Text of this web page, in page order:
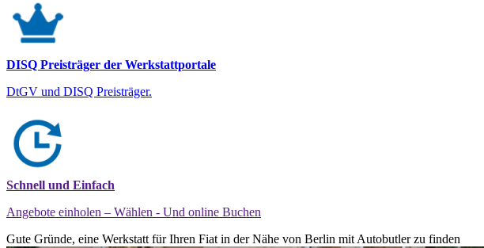
DISQ Preisträger der Werkstattportale
DtGV und DISQ Preisträger.
Schnell und Einfach
Angebote einholen – Wählen - Und online Buchen
Gute Gründe, eine Werkstatt für Ihren Fiat in der Nähe von Berlin mit Autobutler zu finden